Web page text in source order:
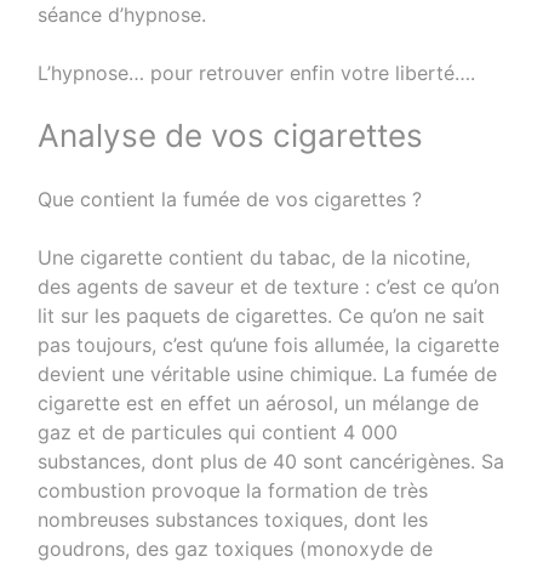
séance d’hypnose.
L’hypnose… pour retrouver enfin votre liberté….
Analyse de vos cigarettes
Que contient la fumée de vos cigarettes ?
Une cigarette contient du tabac, de la nicotine,
des agents de saveur et de texture : c’est ce qu’on
lit sur les paquets de cigarettes. Ce qu’on ne sait
pas toujours, c’est qu’une fois allumée, la cigarette
devient une véritable usine chimique. La fumée de
cigarette est en effet un aérosol, un mélange de
gaz et de particules qui contient 4 000
substances, dont plus de 40 sont cancérigènes. Sa
combustion provoque la formation de très
nombreuses substances toxiques, dont les
goudrons, des gaz toxiques (monoxyde de